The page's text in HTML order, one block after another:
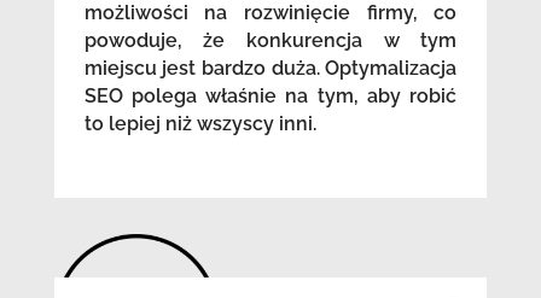
możliwości na rozwinięcie firmy, co
powoduje, że konkurencja w tym
miejscu jest bardzo duża. Optymalizacja
SEO polega właśnie na tym, aby robić
to lepiej niż wszyscy inni.